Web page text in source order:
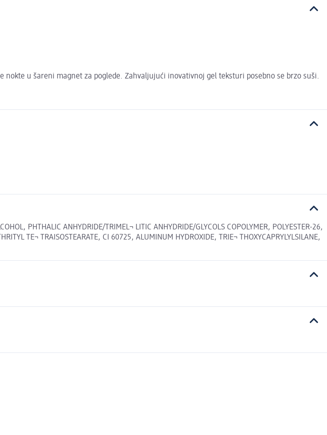
u šareni magnet za poglede. Zahvaljujući inovativnoj gel teksturi posebno se brzo suši.
PHTHALIC ANHYDRIDE/TRIMEL¬ LITIC ANHYDRIDE/GLYCOLS COPOLYMER, POLYESTER-26,
TE¬ TRAISOSTEARATE, CI 60725, ALUMINUM HYDROXIDE, TRIE¬ THOXYCAPRYLYLSILANE,